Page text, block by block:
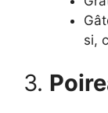
si,
3.